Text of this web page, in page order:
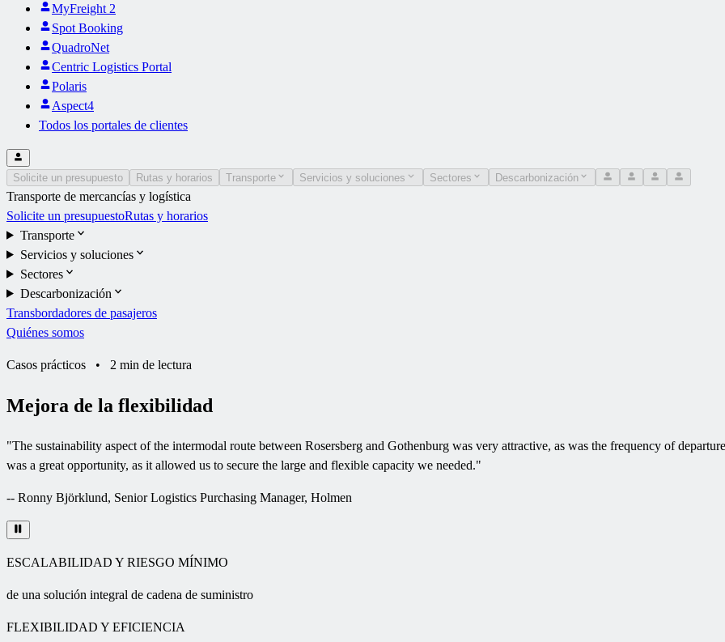
MyFreight 2
Spot Booking
QuadroNet
Centric Logistics Portal
Polaris
Aspect4
Todos los portales de clientes
Solicite un presupuesto Rutas y horarios Transporte Servicios y soluciones Sectores Descarbonización
Transporte de mercancías y logística
Solicite un presupuestoRutas y horarios
Transporte
Servicios y soluciones
Sectores
Descarbonización
Transbordadores de pasajeros
Quiénes somos
Casos prácticos • 2 min de lectura
Mejora de la flexibilidad
"The sustainability aspect of the intermodal route between Rosersberg and Gothenburg was very attractive, as was the frequency of
was a great opportunity, as it allowed us to secure the large and flexible capacity we needed."
-- Ronny Björklund, Senior Logistics Purchasing Manager, Holmen
ESCALABILIDAD Y RIESGO MÍNIMO
de una solución integral de cadena de suministro
FLEXIBILIDAD Y EFICIENCIA